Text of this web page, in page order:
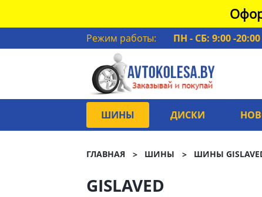
Режим работы: ПН - СБ: 9:00 -20:00
ШИНЫ ДИСКИ
ГЛАВНАЯ ШИНЫ ШИНЫ
GISLAVED